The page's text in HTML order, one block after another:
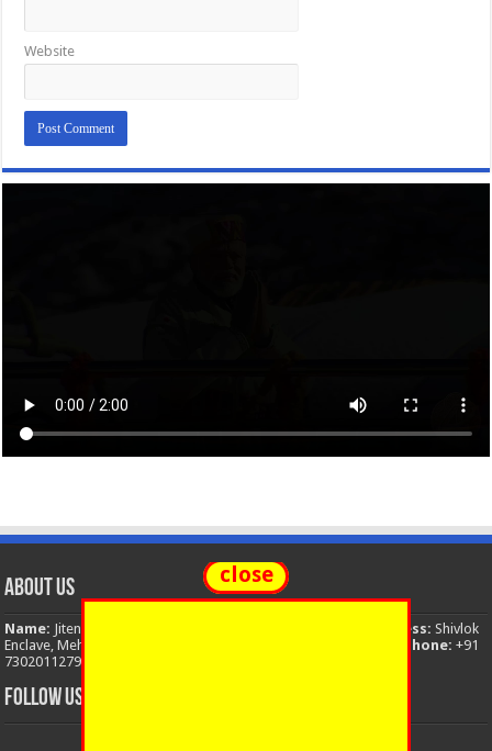
Website
About Us
Name: Jitendra Singh Address: Shivlok
Enclave, Mehuwala Mafi, Dehradun, Uttarakhand, 248001, India
Phone: +91
7302011279
FOLLOW US
close